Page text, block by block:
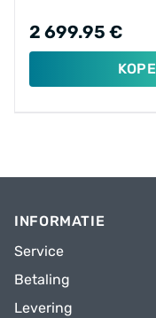
METALLIC/
2 699.95 €
INFORMATIE
Service
Betaling
Levering